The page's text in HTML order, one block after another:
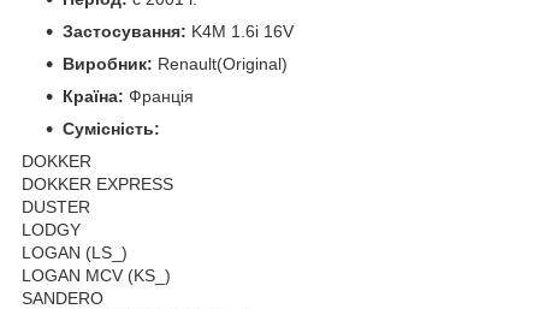
Застосування: K4M 1.6i 16V
Виробник: Renault(Original)
Країна: Франція
Сумісність:
DOKKER
DOKKER EXPRESS
DUSTER
LODGY
LOGAN (LS_)
LOGAN MCV (KS_)
SANDERO